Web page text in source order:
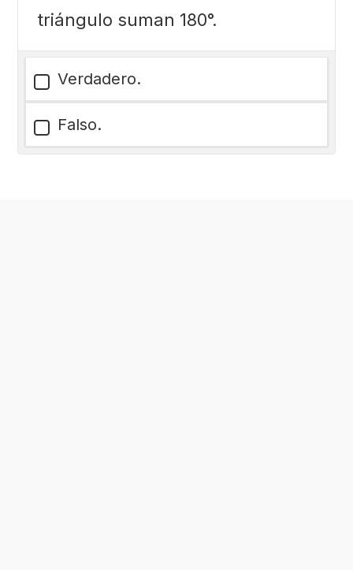
triángulo suman 180°.
Verdadero.
Falso.